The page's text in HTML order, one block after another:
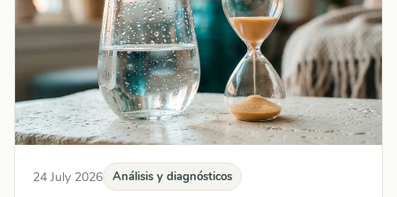
24 July 2026 Análisis y diagnósticos